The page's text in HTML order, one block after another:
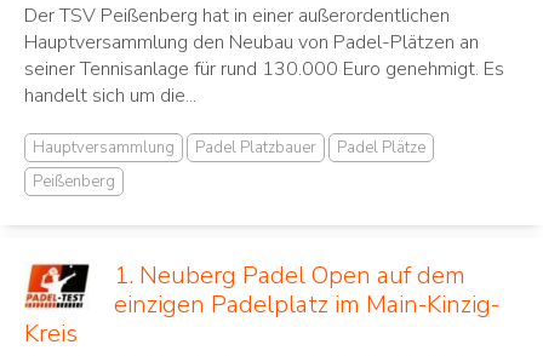
Der TSV Peißenberg hat in einer außerordentlichen
Hauptversammlung den Neubau von Padel-Plätzen an
seiner Tennisanlage für rund 130.000 Euro genehmigt. Es
handelt sich um die...
Hauptversammlung Padel Platzbauer
Padel Plätze
Peißenberg
1. Neuberg Padel Open auf dem
einzigen Padelplatz im Main-Kinzig-
Kreis